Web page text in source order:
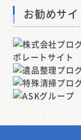
お勧めサイ